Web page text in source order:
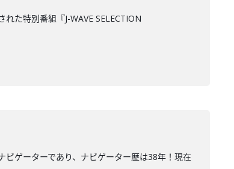
た特別番組『J-WAVE SELECTION
ビゲーターであり、ナビゲーター歴は38年！現在